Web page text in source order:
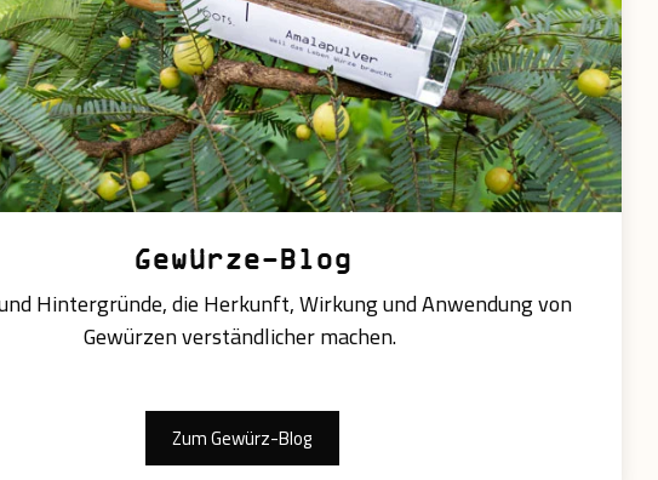
Gewürze-Blog
Hintergründe, die Herkunft, Wirkung und Anwendung von
Gewürzen verständlicher machen.
Zum Gewürz-Blog